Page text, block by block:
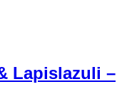
Lapislazuli –